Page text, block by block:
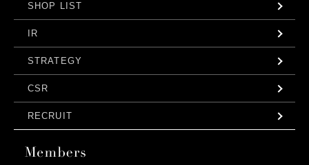
SHOP LIST
IR
STRATEGY
CSR
RECRUIT